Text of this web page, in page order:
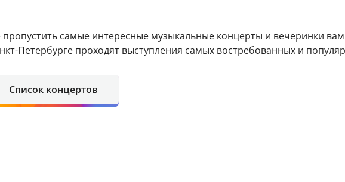
пропустить самые интересные музыкальные концерты и вечеринки
Петербурге проходят выступления самых востребованных и
Список концертов